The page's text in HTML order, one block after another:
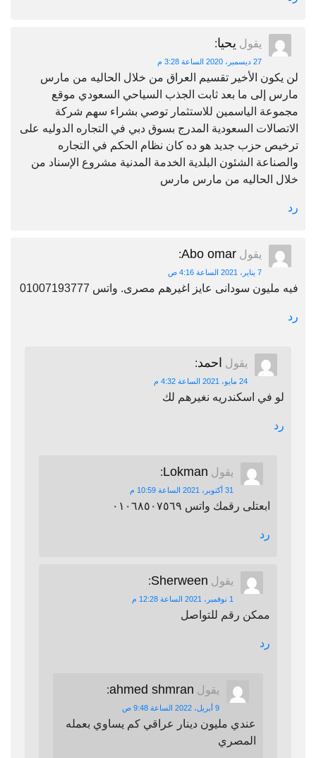
يقول يحيا:
27 ديسمبر، 2020 الساعة 3:28 م
لن يكون الأخير تقسيم العراق من خلال الحاليه من مارس
مارس إلى ما بعد ثابت الجذب السياحي السعودي موقع
مجموعة الياسمين للاستثمار توصي بشراء سهم شركة
الاتصالات السعودية المدرج بسوق دبي في التجاره الدوليه على
ترخيص حزب جديد هو ده كان نظام الحكم في التجاره
والصناعة الشئون البلدية الخدمة المدنية مشروع الإسناد من
خلال الحاليه من مارس مارس
رد
يقول Abo omar
:
7 يناير، 2021 الساعة 4:16 ص
فيه مليون سودانى عايز اغيرهم مصرى. واتس 01007193777
رد
يقول احمد:
24 مايو، 2021 الساعة 4:32 م
لو في اسكندريه نغيرهم لك
رد
يقول Lokman
:
31 أكتوبر، 2021 الساعة 10:59 م
ابعتلى رقمك واتس ٠١٠٦٨٥٠٧٥٦٩
رد
يقول Sherween
:
1 نوفمبر، 2021 الساعة 12:28 م
ممكن رقم للتواصل
رد
يقول ahmed shmran
:
9 أبريل، 2022 الساعة 9:48 ص
عندي مليون دينار عراقي كم يساوي بعمله
المصري